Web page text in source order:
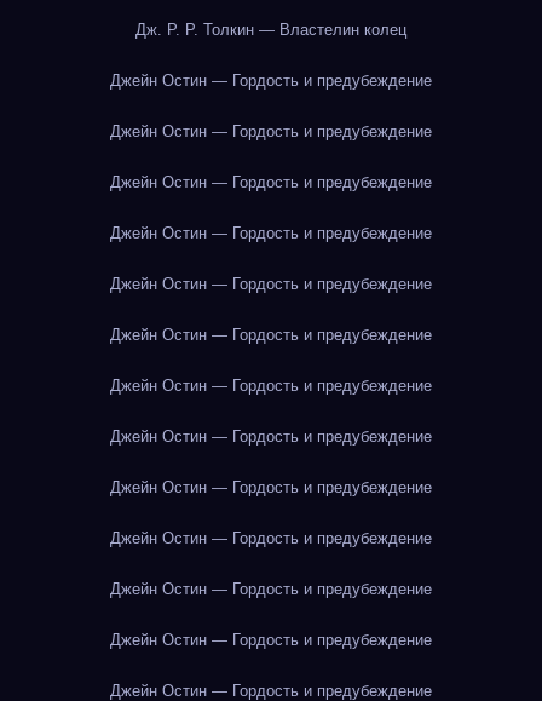
Дж. Р. Р. Толкин — Властелин колец
Джейн Остин — Гордость и предубеждение
Джейн Остин — Гордость и предубеждение
Джейн Остин — Гордость и предубеждение
Джейн Остин — Гордость и предубеждение
Джейн Остин — Гордость и предубеждение
Джейн Остин — Гордость и предубеждение
Джейн Остин — Гордость и предубеждение
Джейн Остин — Гордость и предубеждение
Джейн Остин — Гордость и предубеждение
Джейн Остин — Гордость и предубеждение
Джейн Остин — Гордость и предубеждение
Джейн Остин — Гордость и предубеждение
Джейн Остин — Гордость и предубеждение